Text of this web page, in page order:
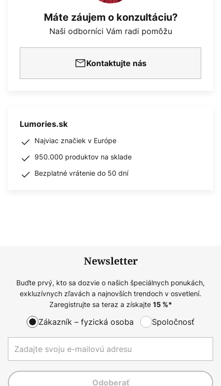
Máte záujem o konzultáciu?
Naši odborníci Vám radi pomôžu
Kontaktujte nás
Lumories.sk
Najviac značiek v Európe
950.000 produktov na sklade
Bezplatné vrátenie do 50 dní
Newsletter
Buďte prvý, kto sa dozvie o našich špeciálnych ponukách,
exkluzívnych zľavách a najnovších trendoch v osvetlení.
Zaregistrujte sa teraz a získajte 15%*
Zákazník – fyzická osoba Spoločnosť
Odoberať